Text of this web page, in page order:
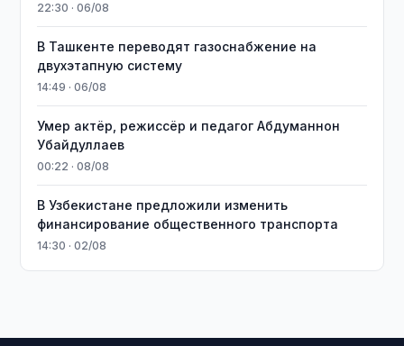
22:30 · 06/08
В Ташкенте переводят газоснабжение на
двухэтапную систему
14:49 · 06/08
Умер актёр, режиссёр и педагог Абдуманнон
Убайдуллаев
00:22 · 08/08
В Узбекистане предложили изменить
финансирование общественного транспорта
14:30 · 02/08